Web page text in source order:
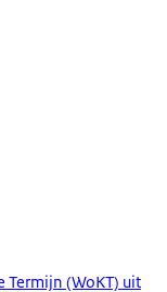
Termijn (WoKT) uit